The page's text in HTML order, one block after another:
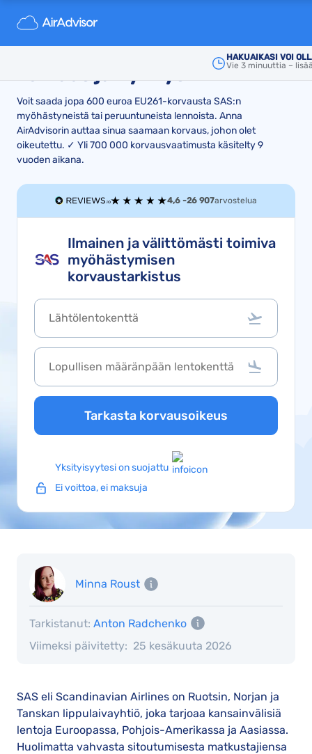
HAKUAIKASI VOI
Vie 3 minuuttia –
Viivästyneen tai
peruuntuneen SAS-lennon
Voit saada jopa 600 euroa EU261-korvausta SAS:n
myöhästyneistä tai peruuntuneista lennoista. Anna
AirAdvisorin auttaa sinua saamaan korvaus, johon olet
oikeutettu. ✓ Yli 700 000 korvausvaatimusta käsitelty 9
vuoden aikana.
4,6 -26 907arvostelua
Ilmainen ja välittömästi toimiva
myöhästymisen
korvaustarkistus
Tarkasta korvausoikeus
Yksityisyytesi on suojattu
Ei voittoa, ei maksuja
Minna Roust
Viimeksi päivitetty: 25 kesäkuuta 2026
Tarkistanut: Anton Radchenko
SAS eli Scandinavian Airlines on Ruotsin, Norjan ja
Tanskan lippulaivayhtiö, joka tarjoaa kansainvälisiä
lentoja Euroopassa, Pohjois-Amerikassa ja Aasiassa.
Huolimatta vahvasta sitoutumisesta matkustajiensa